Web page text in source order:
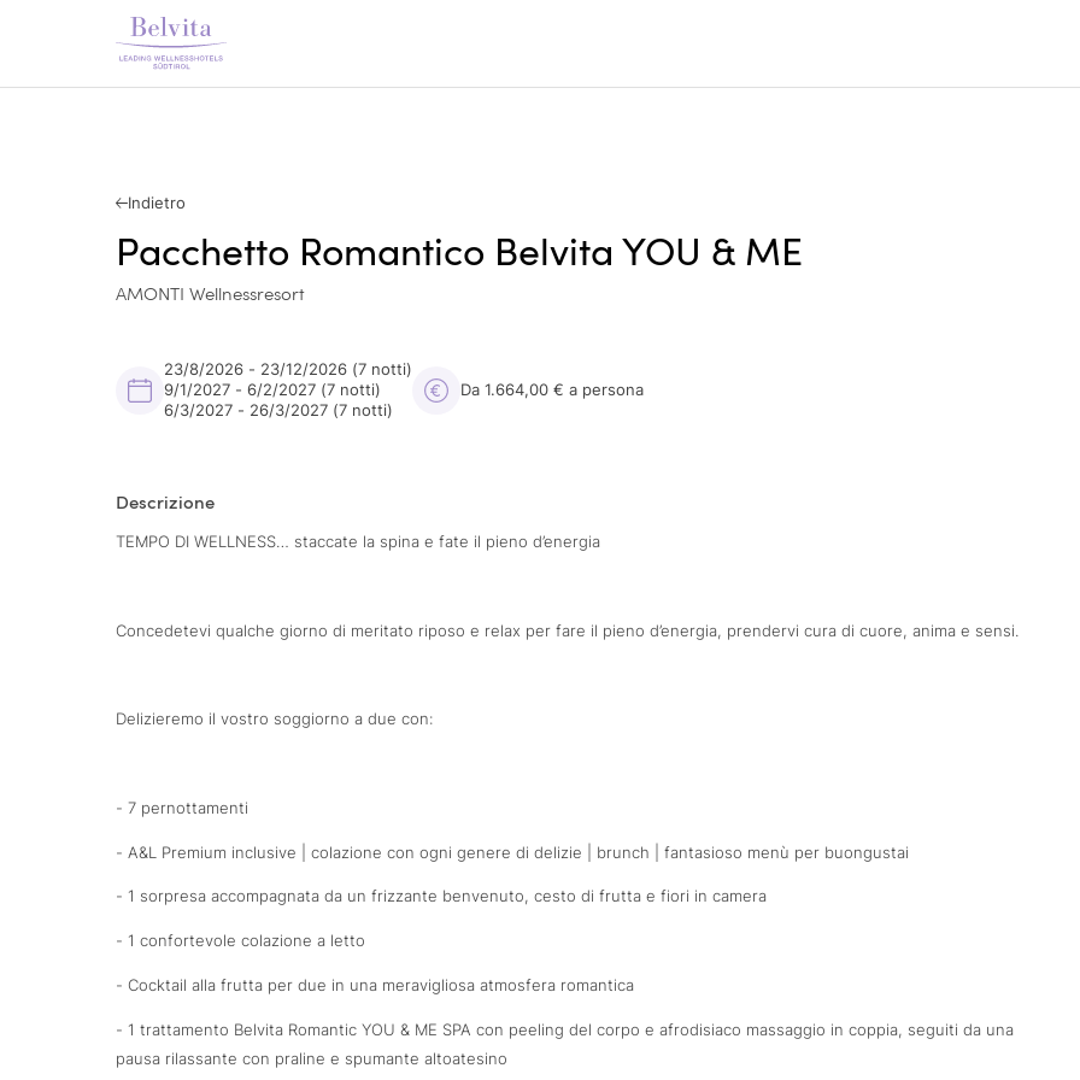
Indietro
Pacchetto Romantico Belvita YOU & ME
AMONTI Wellnessresort
23/8/2026 - 23/12/2026 (7 notti)
9/1/2027 - 6/2/2027 (7 notti)
6/3/2027 - 26/3/2027 (7 notti)
Da 1.664,00 € a persona
Descrizione
TEMPO DI WELLNESS… staccate la spina e fate il pieno d’energia
Concedetevi qualche giorno di meritato riposo e relax per fare il pieno d’energia, prendervi cura di cuore, anima e sensi.
Delizieremo il vostro soggiorno a due con:
- 7 pernottamenti
- A&L Premium inclusive | colazione con ogni genere di delizie | brunch | fantasioso menù per buongustai
- 1 sorpresa accompagnata da un frizzante benvenuto, cesto di frutta e fiori in camera
- 1 confortevole colazione a letto
- Cocktail alla frutta per due in una meravigliosa atmosfera romantica
- 1 trattamento Belvita Romantic YOU & ME SPA con peeling del corpo e afrodisiaco massaggio in coppia, seguiti da una
pausa rilassante con praline e spumante altoatesino